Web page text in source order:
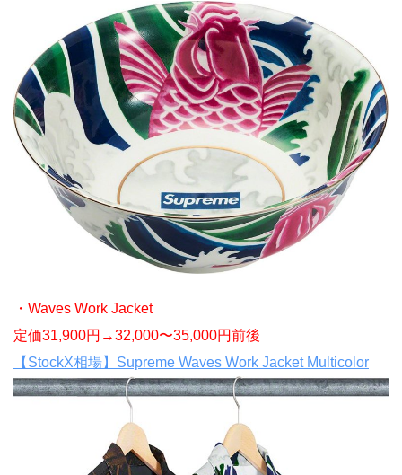
・Waves Work Jacket
定価31,900円→32,000〜35,000円前後
【StockX相場】Supreme Waves Work Jacket Multicolor